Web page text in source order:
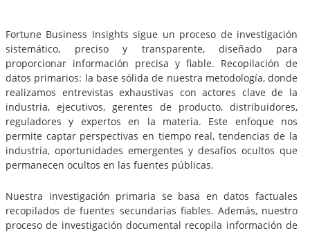
Fortune Business Insights sigue un proceso de investigación
sistemático, preciso y transparente, diseñado para
proporcionar información precisa y fiable. Recopilación de
datos primarios: la base sólida de nuestra metodología, donde
realizamos entrevistas exhaustivas con actores clave de la
industria, ejecutivos, gerentes de producto, distribuidores,
reguladores y expertos en la materia. Este enfoque nos
permite captar perspectivas en tiempo real, tendencias de la
industria, oportunidades emergentes y desafíos ocultos que
permanecen ocultos en las fuentes públicas.
Nuestra investigación primaria se basa en datos factuales
recopilados de fuentes secundarias fiables. Además, nuestro
proceso de investigación documental recopila información de